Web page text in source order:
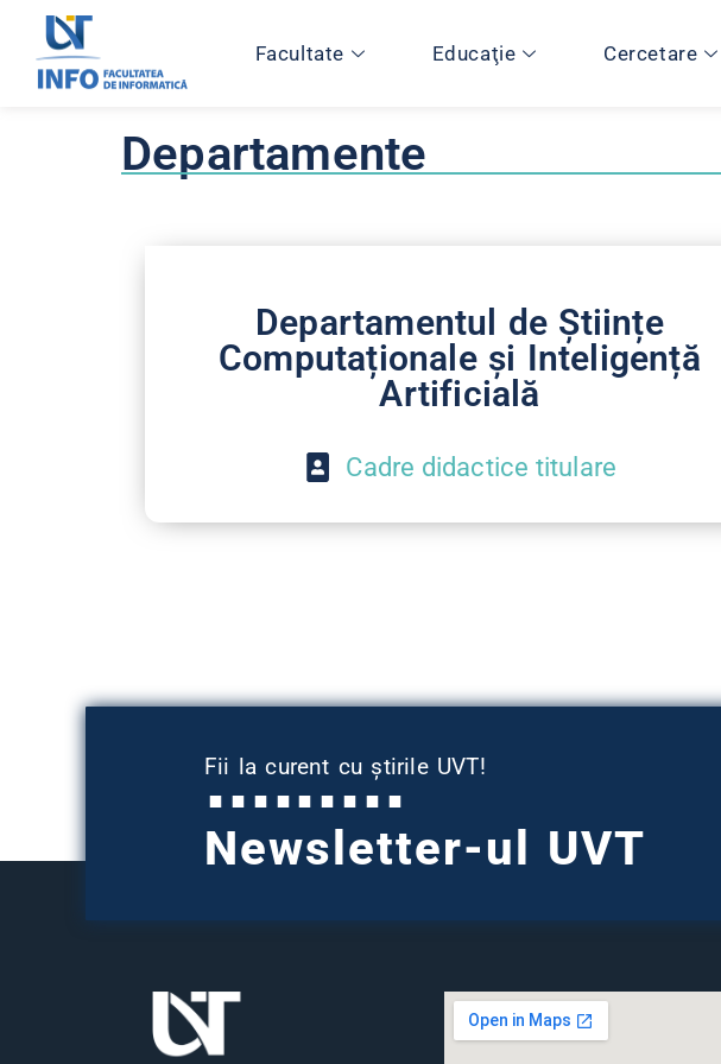
Facultate Educaţie Cercetare
Departamente
Departamentul de Științe
Computaționale și Inteligență
Artificială
Cadre didactice titulare
Fii la curent cu știrile UVT!
Newsletter-ul UVT